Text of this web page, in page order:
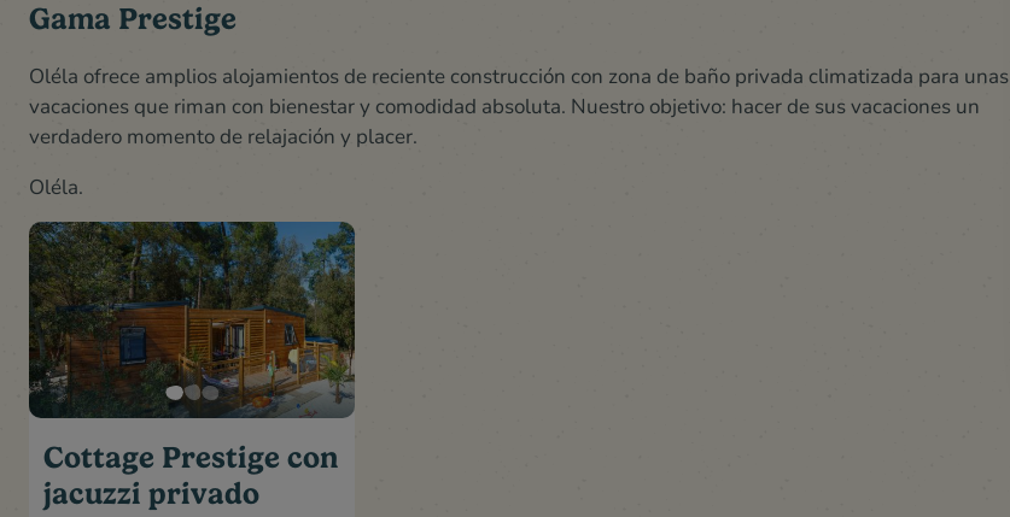
Gama Prestige
Oléla ofrece amplios alojamientos de reciente construcción con zona de baño privada climatizada para unas
vacaciones que riman con bienestar y comodidad absoluta. Nuestro objetivo: hacer de sus vacaciones un
verdadero momento de relajación y placer.
Oléla.
Cottage Prestige con
jacuzzi privado